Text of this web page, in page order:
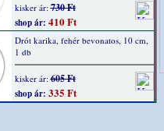
kisker ár:730 Ft
shop ár: 410 Ft
Drót karika, fehér bevonatos, 10 cm,
1 db
kisker ár:605 Ft
shop ár: 335 Ft